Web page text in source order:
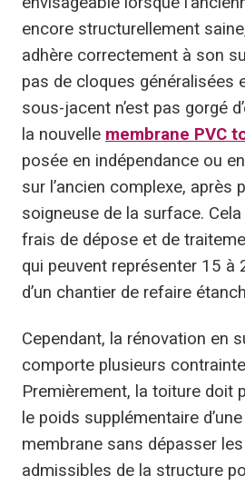
encore structurellement saine,
adhère correctement à son
pas de cloques généralisées
sous-jacent n’est pas gorgé
la nouvelle membrane PVC
posée en indépendance ou
sur l’ancien complexe, après
soigneuse de la surface. Cela
frais de dépose et de
qui peuvent représenter 15 à
d’un chantier de refaire
Cependant, la rénovation en
comporte plusieurs
Premièrement, la toiture doit
le poids supplémentaire
membrane sans dépasser
admissibles de la structure